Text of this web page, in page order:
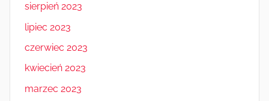
sierpień 2023
lipiec 2023
czerwiec 2023
kwiecień 2023
marzec 2023